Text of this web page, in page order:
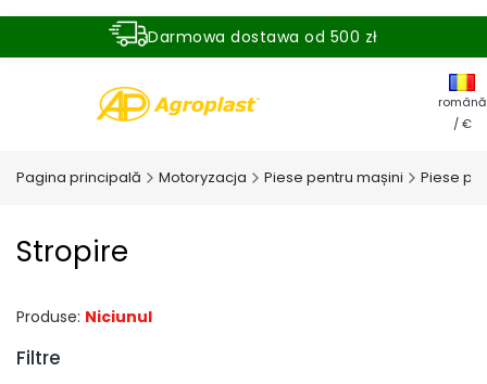
Darmowa dostawa od 500 zł
română
/ €
Pagina principală Motoryzacja Piese pentru mașini Piese
Stropire
Produse: Niciunul
Filtre